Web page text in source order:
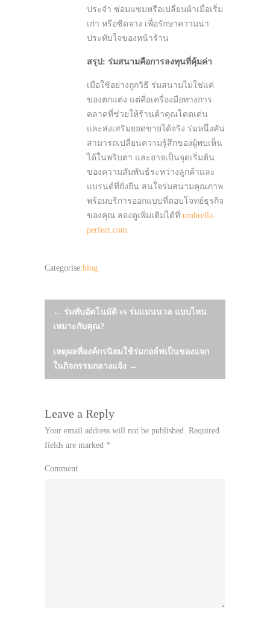
ประจำ ซ่อมแซมหรือเปลี่ยนผ้าเมื่อเริ่ม
เก่า หรือซีดจาง เพื่อรักษาความน่า
ประทับใจของหน้าร้าน
สรุป: ร่มสนามคือการลงทุนที่คุ้มค่า
เมื่อใช้อย่างถูกวิธี ร่มสนามไม่ใช่แค่
ของตกแต่ง แต่คือเครื่องมือทางการ
ตลาดที่ช่วยให้ร้านค้าคุณโดดเด่น
และส่งเสริมยอดขายได้จริง ร่มหนึ่งคัน
สามารถเปลี่ยนความรู้สึกของผู้พบเห็น
ได้ในพริบตา และอาจเป็นจุดเริ่มต้น
ของความสัมพันธ์ระหว่างลูกค้าและ
แบรนด์ที่ยั่งยืน สนใจร่มสนามคุณภาพ
พร้อมบริการออกแบบที่ตอบโจทย์ธุรกิจ
ของคุณ ลองดูเพิ่มเติมได้ที่ umbrella-
perfect.com
Categorise:blog
Post
navigation
← ร่มพับอัตโนมัติ vs ร่มแมนนวล แบบไหน
เหมาะกับคุณ?
เหตุผลที่องค์กรนิยมใช้ร่มกอล์ฟเป็นของแจก
ในกิจกรรมกลางแจ้ง →
Leave a Reply
Your email address will not be published. Required
fields are marked *
Comment